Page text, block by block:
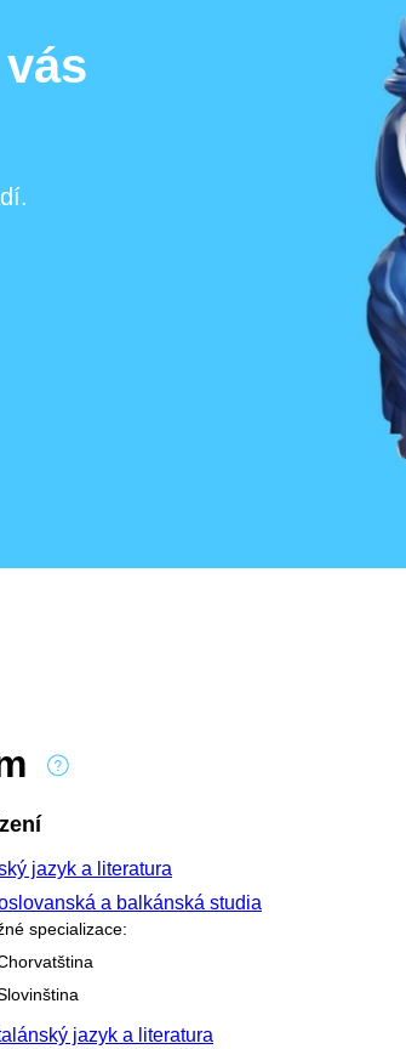
jazyk a literatura
a balkánská studia
specializace:
jazyk a literatura